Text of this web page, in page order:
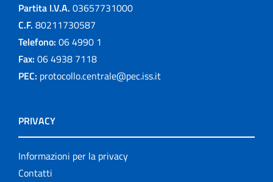
Partita I.V.A. 03657731000
C.F. 80211730587
Telefono: 06 4990 1
Fax: 06 4938 7118
PEC: protocollo.centrale@pec.iss.it
PRIVACY
Informazioni per la privacy
Contatti